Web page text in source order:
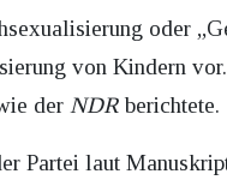
oder
von Kindern
der NDRberichtete.
Partei laut